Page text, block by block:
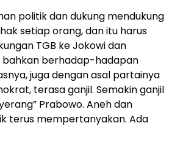
politik dan dukung mendukung
setiap orang, dan itu harus
TGB ke Jokowi dan
bahkan berhadap-hadapan
juga dengan asal partainya
terasa ganjil. Semakin ganjil
Prabowo. Aneh dan
terus mempertanyakan. Ada